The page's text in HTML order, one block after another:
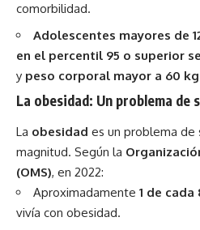
comorbilidad.
Adolescentes mayores de
en el percentil 95 o superior
y peso corporal mayor a 60 kg
La obesidad: Un problema de
La obesidad es un problema de
magnitud. Según la
(OMS), en 2022:
Aproximadamente 1 de cada
vivía con obesidad.